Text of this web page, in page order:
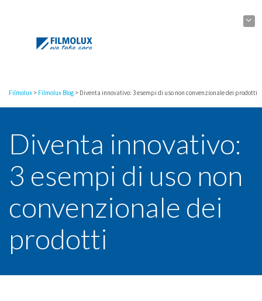
Filmolux > Filmolux Blog > Diventa innovativo: 3 esempi di uso non convenzionale dei prodotti
Diventa innovativo:
3 esempi di uso non
convenzionale dei
prodotti